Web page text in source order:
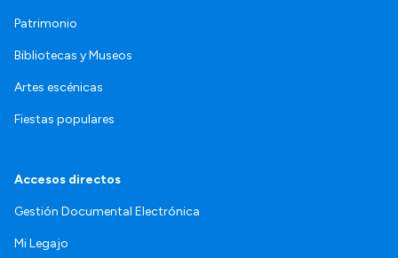
Patrimonio
Bibliotecas y Museos
Artes escénicas
Fiestas populares
Accesos directos
Gestión Documental Electrónica
Mi Legajo